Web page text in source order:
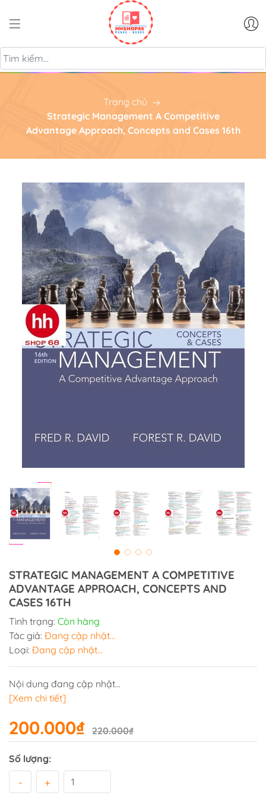
Trang chủ
Strategic Management A Competitive
Advantage Approach, Concepts and Cases 16th
STRATEGIC MANAGEMENT A COMPETITIVE
ADVANTAGE APPROACH, CONCEPTS AND
CASES 16TH
Tình trạng: Còn hàng
Tác giả: Đang cập nhật...
Loại: Đang cập nhật...
Nội dung đang cập nhật...
[Xem chi tiết]
200.000₫ 220.000₫
Số lượng:
- +